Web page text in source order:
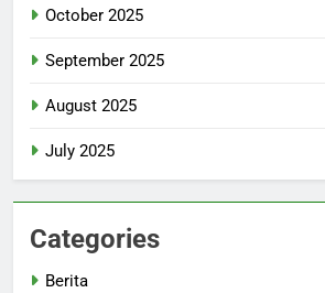
October 2025
September 2025
August 2025
July 2025
Categories
Berita